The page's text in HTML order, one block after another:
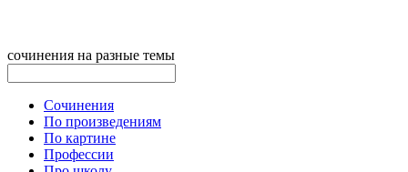
сочинения на разные темы
Сочинения
По произведениям
По картине
Профессии